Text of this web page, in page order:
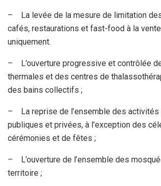
– La levée de la mesure de limitation
cafés, restaurations et fast-food à la
uniquement.
– L’ouverture progressive et contrôlée
thermales et des centres de
des bains collectifs ;
– La reprise de l’ensemble des activités
publiques et privées, à l’exception des
cérémonies et de fêtes ;
– L’ouverture de l’ensemble des
territoire ;